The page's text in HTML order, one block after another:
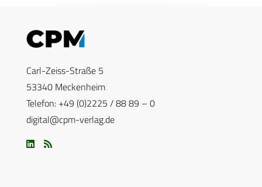
Carl-Zeiss-Straße 5
53340 Meckenheim
Telefon: +49 (0)2225 / 88 89 – 0
digital@cpm-verlag.de